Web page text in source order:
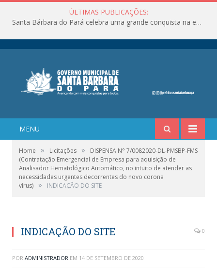
ÚLTIMAS PUBLICAÇÕES:
Santa Bárbara do Pará celebra uma grande conquista na educação!
MENU
Home » Licitações »
DISPENSA N° 7/0082020-DL-PMSBP-FMS
(Contratação Emergencial de Empresa para aquisição de
Analisador Hematológico Automático, no intuito de atender as
necessidades urgentes decorrentes do novo corona
vírus) » INDICAÇÃO DO SITE
INDICAÇÃO DO SITE 0
POR ADMINISTRADOR EM 14 DE SETEMBRO DE 2020